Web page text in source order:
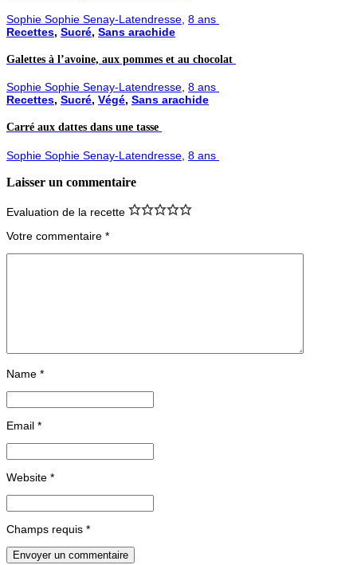
Sophie Sophie Senay-Latendresse, 8 ans
Recettes, Sucré, Sans arachide
Galettes à l’avoine, aux pommes et au chocolat
Sophie Sophie Senay-Latendresse, 8 ans
Recettes, Sucré, Végé, Sans arachide
Carré aux dattes dans une tasse
Sophie Sophie Senay-Latendresse 8 ans
Laisser un commentaire
Evaluation de la recette
Votre commentaire *
Name *
Email *
Website *
Champs requis *